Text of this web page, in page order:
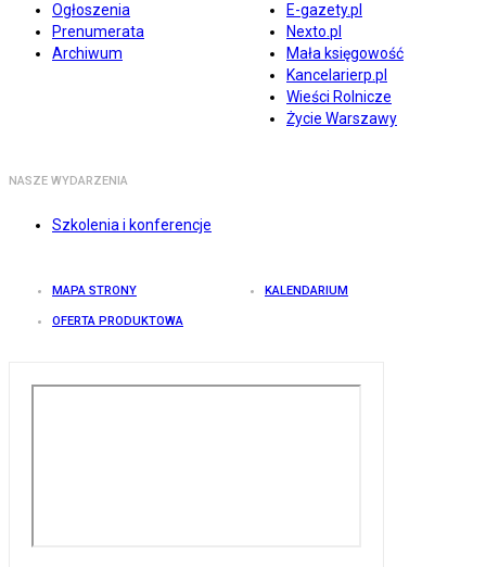
Ogłoszenia
Prenumerata
Archiwum
E-gazety.pl
Nexto.pl
Mała księgowość
Kancelarierp.pl
Wieści Rolnicze
Życie Warszawy
NASZE WYDARZENIA
Szkolenia i konferencje
MAPA STRONY KALENDARIUM
OFERTA PRODUKTOWA